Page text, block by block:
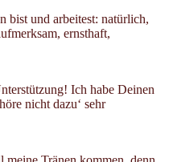
bist und arbeitest: natürlich,
ernsthaft,
Ich habe Deinen
nicht dazu‘ sehr